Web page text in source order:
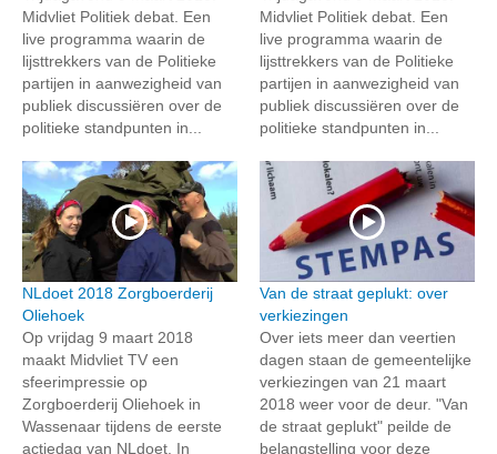
Midvliet Politiek debat. Een
live programma waarin de
lijsttrekkers van de Politieke
partijen in aanwezigheid van
publiek discussiëren over de
politieke standpunten in...
Midvliet Politiek debat. Een
live programma waarin de
lijsttrekkers van de Politieke
partijen in aanwezigheid van
publiek discussiëren over de
politieke standpunten in...
NLdoet 2018 Zorgboerderij
Oliehoek
Op vrijdag 9 maart 2018
maakt Midvliet TV een
sfeerimpressie op
Zorgboerderij Oliehoek in
Wassenaar tijdens de eerste
actiedag van NLdoet. In
Van de straat geplukt: over
verkiezingen
Over iets meer dan veertien
dagen staan de gemeentelijke
verkiezingen van 21 maart
2018 weer voor de deur. "Van
de straat geplukt" peilde de
belangstelling voor deze